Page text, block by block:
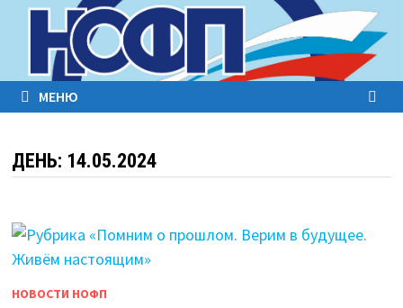
МЕНЮ
ДЕНЬ: 14.05.2024
НОВОСТИ НОФП